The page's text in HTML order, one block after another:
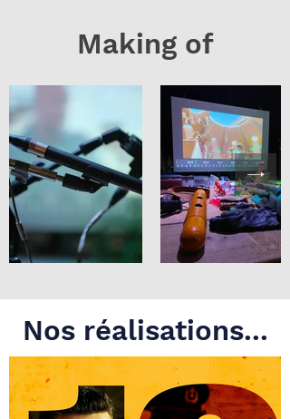
Making of
Nos réalisations...